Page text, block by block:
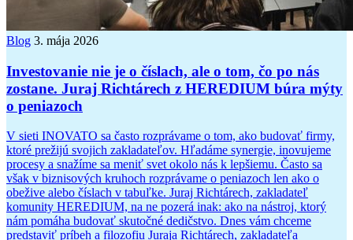
Blog 3. mája 2026
Investovanie nie je o číslach, ale o tom, čo po nás
zostane. Juraj Richtárech z HEREDIUM búra mýty
o peniazoch
V sieti INOVATO sa často rozprávame o tom, ako budovať firmy,
ktoré prežijú svojich zakladateľov. Hľadáme synergie, inovujeme
procesy a snažíme sa meniť svet okolo nás k lepšiemu. Často sa
však v biznisových kruhoch rozprávame o peniazoch len ako o
obežive alebo číslach v tabuľke. Juraj Richtárech, zakladateľ
komunity HEREDIUM, na ne pozerá inak: ako na nástroj, ktorý
nám pomáha budovať skutočné dedičstvo. Dnes vám chceme
predstaviť príbeh a filozofiu Juraja Richtárech, zakladateľa